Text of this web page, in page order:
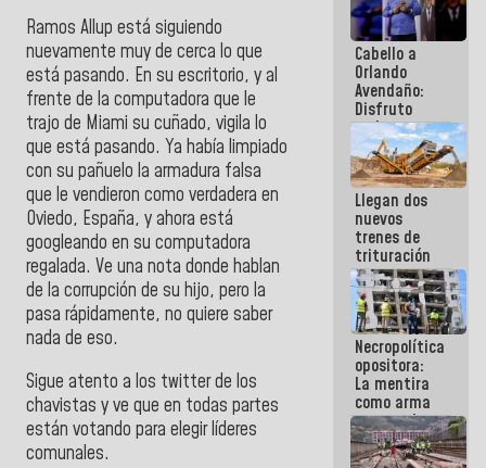
Ramos Allup está siguiendo
nuevamente muy de cerca lo que
está pasando. En su escritorio, y al
frente de la computadora que le
trajo de Miami su cuñado, vigila lo
que está pasando. Ya había limpiado
con su pañuelo la armadura falsa
que le vendieron como verdadera en
Oviedo, España, y ahora está
googleando en su computadora
regalada. Ve una nota donde hablan
de la corrupción de su hijo, pero la
pasa rápidamente, no quiere saber
nada de eso.
Sigue atento a los twitter de los
chavistas y ve que en todas partes
están votando para elegir líderes
comunales.
Cabello a
Orlando
Avendaño:
Disfruto
cada vez
que escribes
porque lo
que haces
es
embarrarla
Llegan dos
nuevos
trenes de
trituración
para
optimizar
manejo de
escombros
en La Guaira
Necropolítica
opositora:
La mentira
como arma
contra el
Pueblo